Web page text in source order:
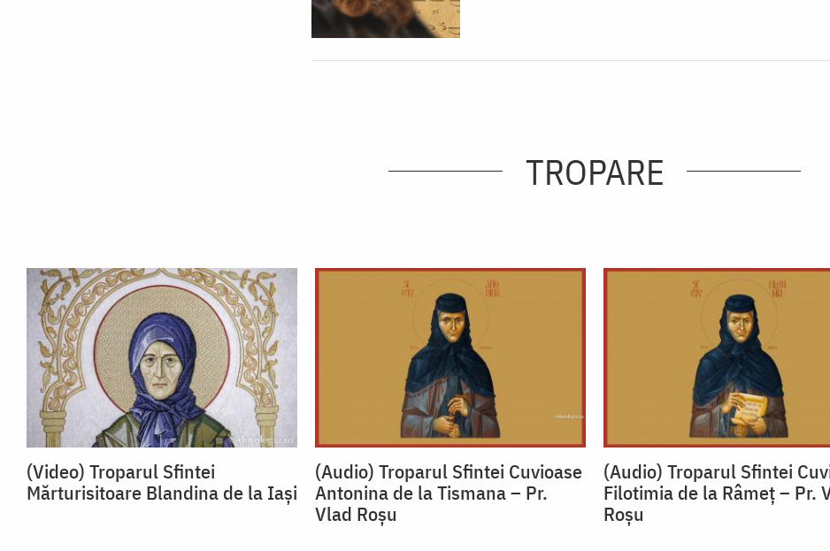
TROPARE
(Video) Troparul Sfintei
Mărturisitoare Blandina de la Iași
(Audio) Troparul Sfintei Cuvioase
Antonina de la Tismana – Pr.
Vlad Roșu
(Audio) Troparul Sfintei
Filotimia de la Râmeț – Pr.
Roșu